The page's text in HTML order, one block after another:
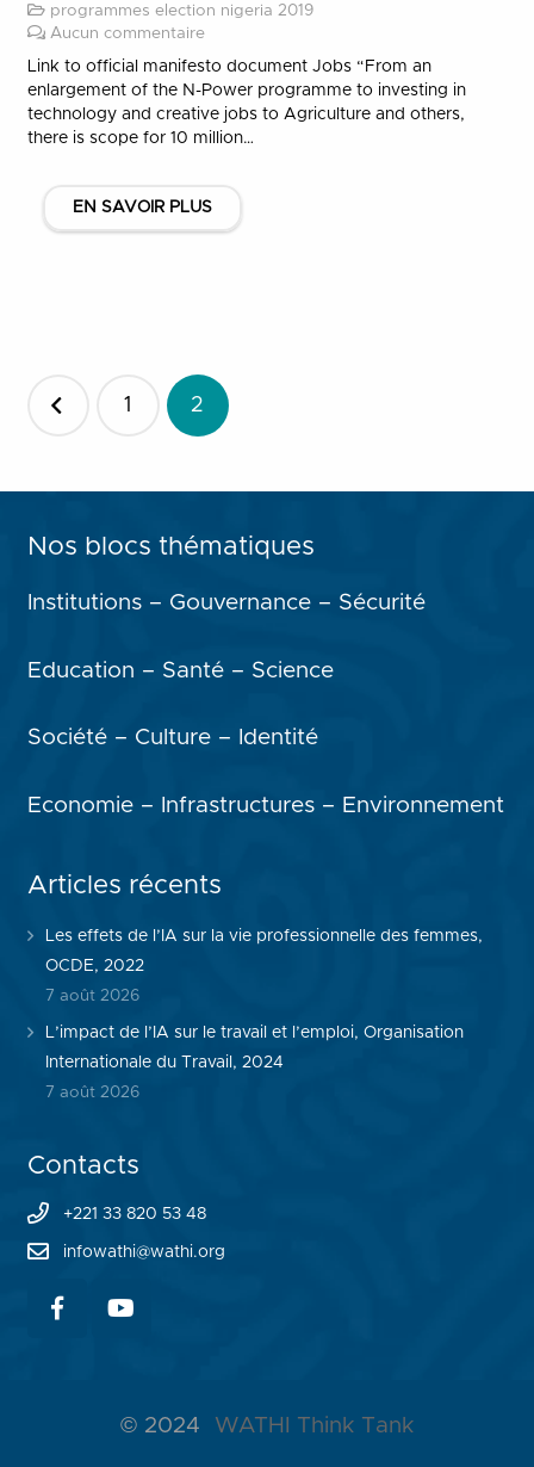
programmes election nigeria 2019
Aucun commentaire
Link to official manifesto document Jobs “From an
enlargement of the N-Power programme to investing in
technology and creative jobs to Agriculture and others,
there is scope for 10 million…
EN SAVOIR PLUS
Pagination
1 2
Nos blocs thématiques
Institutions – Gouvernance – Sécurité
Education – Santé – Science
Société – Culture – Identité
Economie – Infrastructures – Environnement
Articles récents
Les effets de l’IA sur la vie professionnelle des femmes,
OCDE, 2022
7 août 2026
L’impact de l’IA sur le travail et l’emploi, Organisation
Internationale du Travail, 2024
7 août 2026
Contacts
+221 33 820 53 48
infowathi@wathi.org
© 2024 WATHI Think Tank